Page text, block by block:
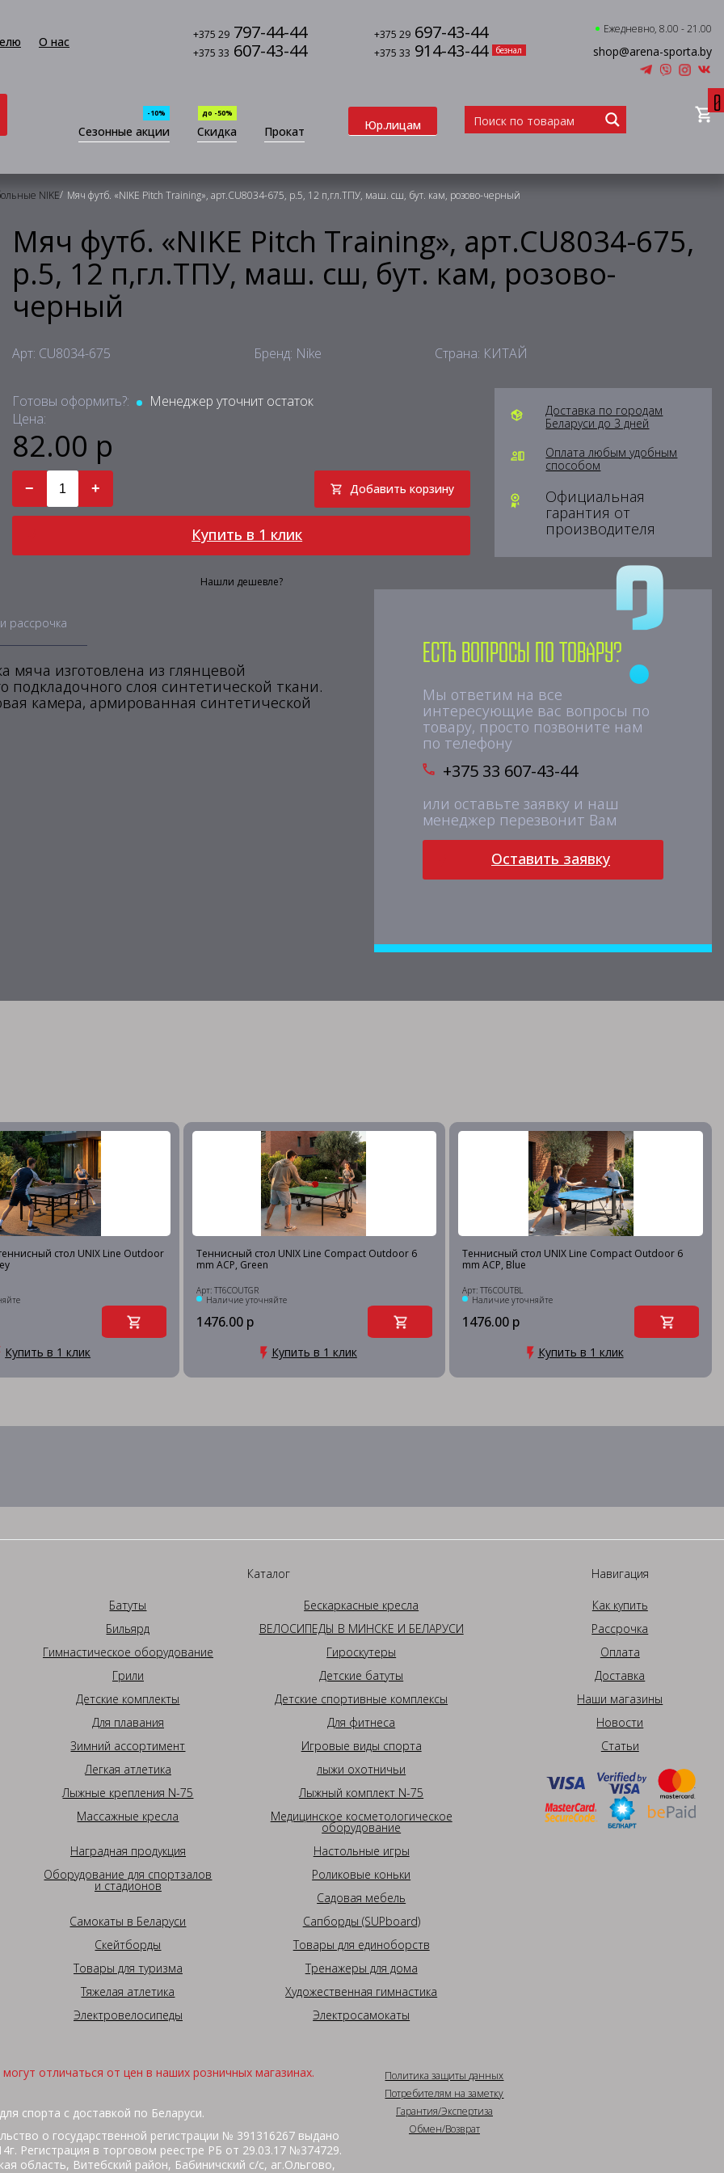
О нас +375 29 797-44-44 +375 29 697-43-44
+375 33 607-43-44 +375 33 914-43-44 безнал
Ежедневно, 8.00 - 21.00
shop@arena-sporta.by
Сезонные акции
-10%
Скидка
до -50%
Прокат Юр.лицам
0
NIKE/ Мяч футб. «NIKE Pitch Training», арт.CU8034-675, р.5, 12 п,гл.ТПУ, маш. сш, бут. кам, розово-черный
Мяч футб. «NIKE Pitch Training», арт.CU8034-675,
р.5, 12 п,гл.ТПУ, маш. сш, бут. кам, розово-
черный
Арт: CU8034-675 Бренд: Nike Страна: КИТАЙ
Готовы оформить?:
Менеджер уточнит остаток
Цена:
82.00 р
− + Добавить корзину
Купить в 1 клик
Нашли дешевле?
Доставка по городам
Беларуси до 3 дней
Оплата любым удобным
способом
Официальная
гарантия от
производителя
рассрочка
изготовлена из глянцевой
слоя синтетической ткани.
камера, армированная синтетической
Есть вопросы по товару?
Мы ответим на все
интересующие вас вопросы по
товару, просто позвоните нам
по телефону
+375 33 607-43-44
или оставьте заявку и наш
менеджер перезвонит Вам
Оставить заявку
стол UNIX Line Outdoor
Купить в 1 клик
Теннисный стол UNIX Line Compact Outdoor 6
mm ACP, Green
Арт: TT6COUTGR
Наличие уточняйте
1476.00 р
Купить в 1 клик
Теннисный стол UNIX Line Compact Outdoor 6
mm ACP, Blue
Арт: TT6COUTBL
Наличие уточняйте
1476.00 р
Купить в 1 клик
Каталог
Батуты
Бескаркасные кресла
Бильярд
ВЕЛОСИПЕДЫ В МИНСКЕ И БЕЛАРУСИ
Гимнастическое оборудование
Гироскутеры
Грили
Детские батуты
Детские комплекты
Детские спортивные комплексы
Для плавания
Для фитнеса
Зимний ассортимент
Игровые виды спорта
Легкая атлетика
лыжи охотничьи
Лыжные крепления N-75
Лыжный комплект N-75
Массажные кресла
Медицинское косметологическое
оборудование
Наградная продукция
Настольные игры
Оборудование для спортзалов
и стадионов
Роликовые коньки
Садовая мебель
Самокаты в Беларуси
Сапборды (SUPboard)
Скейтборды
Товары для единоборств
Товары для туризма
Тренажеры для дома
Тяжелая атлетика
Художественная гимнастика
Электровелосипеды
Электросамокаты
Навигация
Как купить
Рассрочка
Оплата
Доставка
Наши магазины
Новости
Статьи
отличаться от цен в наших розничных магазинах.
спорта с доставкой по Беларуси.
о государственной регистрации № 391316267 выдано
Регистрация в торговом реестре РБ от 29.03.17 №374729.
область, Витебский район, Бабиничский с/с, аг.Ольгово,
Политика защиты данных
Потребителям на заметку
Гарантия/Экспертиза
Обмен/Возврат